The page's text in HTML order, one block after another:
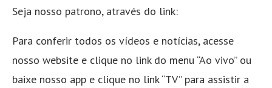
Seja nosso patrono, através do link:
Para conferir todos os vídeos e notícias, acesse
nosso website e clique no link do menu “Ao vivo” ou
baixe nosso app e clique no link “TV” para assistir a